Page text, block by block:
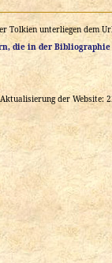
Tolkien unterliegen
die in der Bibliographie
der Website: